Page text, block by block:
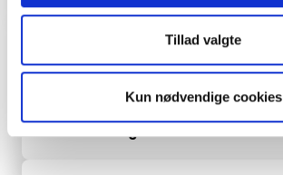
Tillad valgte
Kun nødvendige cookies
Solceller Solar Brøndby –